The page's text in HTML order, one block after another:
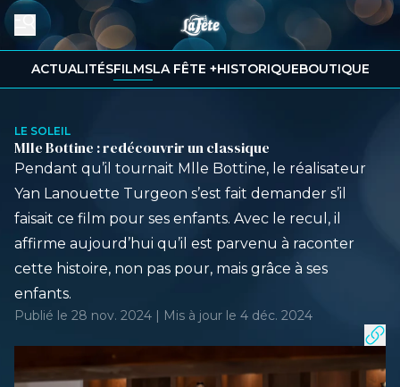
ACTUALITÉSFILMSLA FÊTE +HISTORIQUEBOUTIQUE
LE SOLEIL
Mlle Bottine : redécouvrir un classique
Pendant qu’il tournait Mlle Bottine, le réalisateur
Yan Lanouette Turgeon s’est fait demander s’il
faisait ce film pour ses enfants. Avec le recul, il
affirme aujourd’hui qu’il est parvenu à raconter
cette histoire, non pas pour, mais grâce à ses
enfants.
Publié le 28 nov. 2024 | Mis à jour le 4 déc. 2024